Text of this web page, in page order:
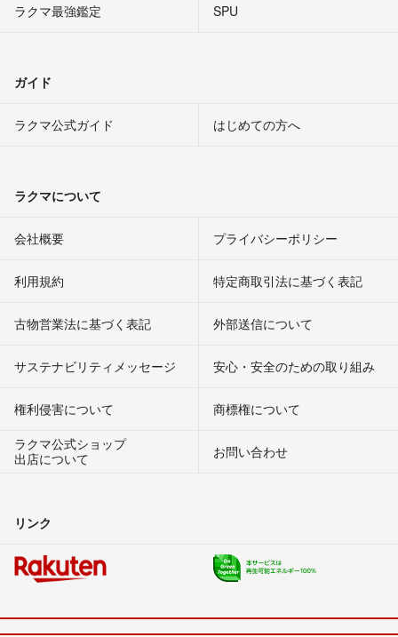
ラクマ最強鑑定
SPU
ガイド
ラクマ公式ガイド はじめての方へ
ラクマについて
会社概要 プライバシーポリシー
利用規約 特定商取引法に基づく表記
古物営業法に基づく表記 外部送信について
サステナビリティメッセージ 安心・安全のための取り組み
権利侵害について
商標権について
ラクマ公式ショップ
出店について
お問い合わせ
リンク